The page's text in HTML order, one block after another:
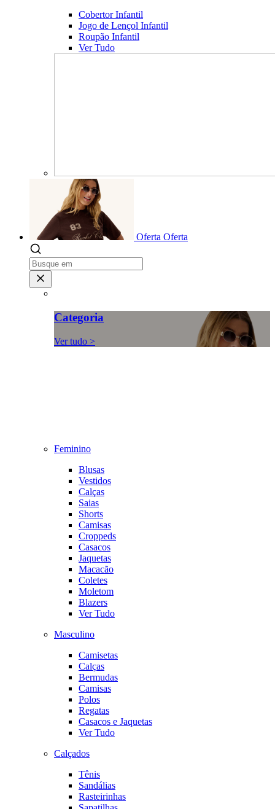
Cobertor Infantil
Jogo de Lençol Infantil
Roupão Infantil
Ver Tudo
Oferta Oferta
Categoria
Ver tudo >
Feminino
Blusas
Vestidos
Calças
Saias
Shorts
Camisas
Croppeds
Casacos
Jaquetas
Macacão
Coletes
Moletom
Blazers
Ver Tudo
Masculino
Camisetas
Calças
Bermudas
Camisas
Polos
Regatas
Casacos e Jaquetas
Ver Tudo
Calçados
Tênis
Sandálias
Rasteirinhas